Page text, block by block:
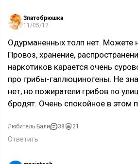
Златобрюшка
11/05/12
Одурманенных толп нет. Можете
Провоз, хранение,
наркотиков карается очень
про грибы-галлюциногены. Не
нет, но пожиратели грибов по
бродят. Очень спокойное в этом
Любитель Бали 38 21
Ответить